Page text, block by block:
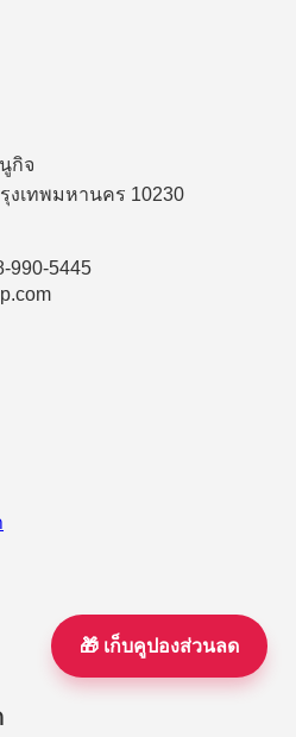
กิจ
งเทพมหานคร 10230
990-5445
🎁 เก็บคูปองส่วนลด